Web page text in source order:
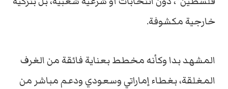
خارجية مكشوفة.
المشهد بدا وكأنه مخطط بعناية فائقة من الغرف
المغلقة، بغطاء إماراتي وسعودي ودعم مباشر من